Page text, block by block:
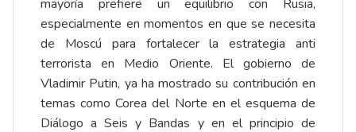
mayoría prefiere un equilibrio con Rusia,
especialmente en momentos en que se necesita
de Moscú para fortalecer la estrategia anti
terrorista en Medio Oriente. El gobierno de
Vladimir Putin, ya ha mostrado su contribución en
temas como Corea del Norte en el esquema de
Diálogo a Seis y Bandas y en el principio de